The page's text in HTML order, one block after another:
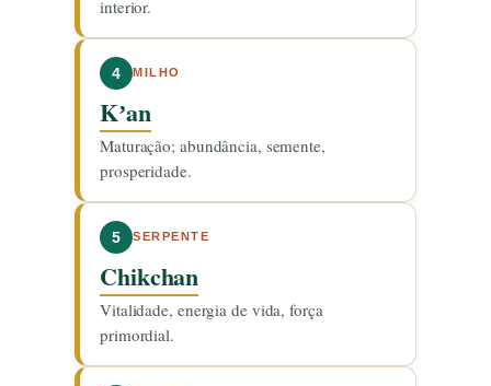
interior.
4 MILHO
Kʼan
Maturação; abundância, semente,
prosperidade.
5 SERPENTE
Chikchan
Vitalidade, energia de vida, força
primordial.